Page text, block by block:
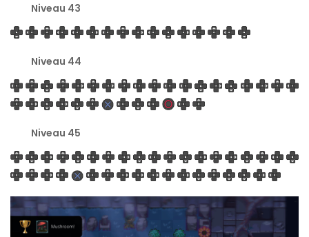
Niveau 43
Niveau 44
Niveau 45